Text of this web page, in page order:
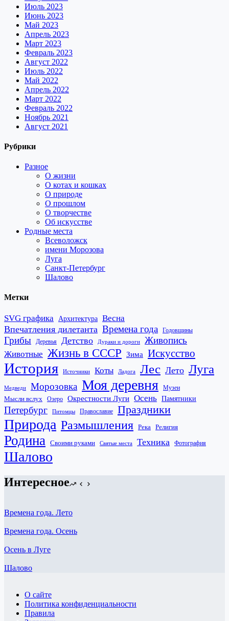
Июль 2023
Июнь 2023
Май 2023
Апрель 2023
Март 2023
Февраль 2023
Август 2022
Июль 2022
Май 2022
Апрель 2022
Март 2022
Февраль 2022
Ноябрь 2021
Август 2021
Рубрики
Разное
О жизни
О котах и кошках
О природе
О прошлом
О творчестве
Об искусстве
Родные места
Всеволожск
имени Морозова
Луга
Санкт-Петербург
Шалово
Метки
SVG графика Архитектура Весна
Впечатления дилетанта Времена года Годовщины
Грибы Деревья Детство Дураки и дороги Живопись
Животные Жизнь в СССР Зима Искусство
История Источники Коты Ладога Лес Лето Луга
Медведи Морозовка Моя деревня
Музеи
Мысли вслух
Озеро Окрестности Луги Осень Памятники
Петербург Питомцы Православие Праздники
Природа Размышления Река Религия
Родина Своими руками Святые места Техника Фотография
Шалово
Интересное
Времена года. Лето
Времена года. Осень
Осень в Луге
Шалово
О сайте
Политика конфиденциальности
Правила